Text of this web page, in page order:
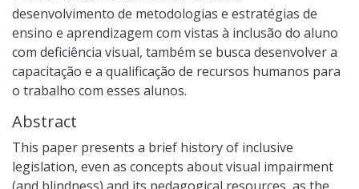
desenvolvimento de metodologias e estratégias de
ensino e aprendizagem com vistas à inclusão do aluno
com deficiência visual, também se busca desenvolver a
capacitação e a qualificação de recursos humanos para
o trabalho com esses alunos.
Abstract
This paper presents a brief history of inclusive
legislation, even as concepts about visual impairment